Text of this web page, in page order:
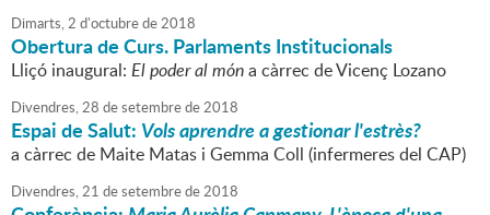
Dimarts,2 d'octubrede2018
Obertura de Curs. Parlaments Institucionals
Lliçó inaugural: El poder al móna càrrec de Vicenç Lozano
Divendres,28 desetembrede2018
Espai de Salut: Vols aprendre a gestionar l'estrès?
a càrrec de Maite Matas i Gemma Coll (infermeres del CAP)
Divendres,21 desetembrede2018